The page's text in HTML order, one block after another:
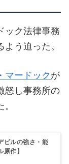
ック法律事務
う迫った。
マードック が
怒し事務所の
ビルの強さ・能
作】